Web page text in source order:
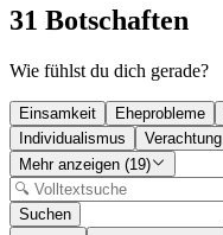
31 Botschaften
Wie fühlst du dich gerade?
Einsamkeit Eheprobleme
Individualismus
Verachtung
Mehr anzeigen (19)
Suchen